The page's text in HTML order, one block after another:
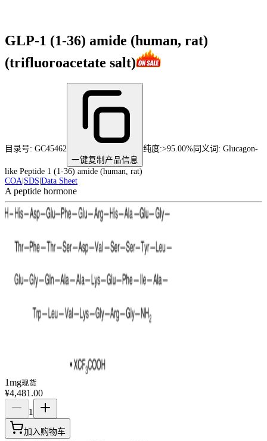
GLP-1 (1-36) amide (human, rat)
(trifluoroacetate salt)
目录号: GC45462
一键复制产品信息
纯度:>95.00% 同义词: Glucagon-
like Peptide 1 (1-36) amide (human, rat)
COA SDS Data Sheet
A peptide hormone
1mg现货
¥4,481.00
1
加入购物车